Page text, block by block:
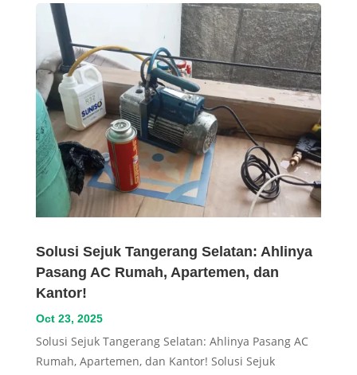
Solusi Sejuk Tangerang Selatan: Ahlinya
Pasang AC Rumah, Apartemen, dan
Kantor!
Oct 23, 2025
Solusi Sejuk Tangerang Selatan: Ahlinya Pasang AC
Rumah, Apartemen, dan Kantor! Solusi Sejuk